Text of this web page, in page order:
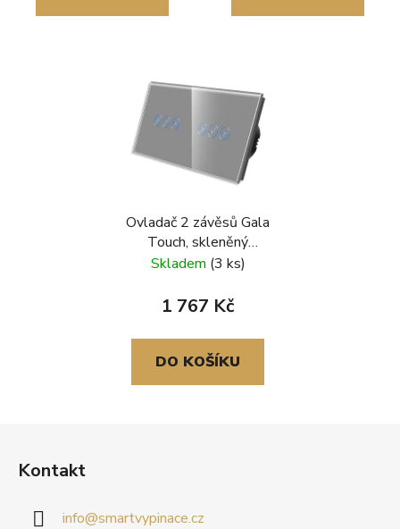
Ovladač 2 závěsů Gala
Touch, skleněný
rámeček, šedá
Skladem (3 ks)
1 767 Kč
DO KOŠÍKU
Kontakt
info@smartvypinace.cz